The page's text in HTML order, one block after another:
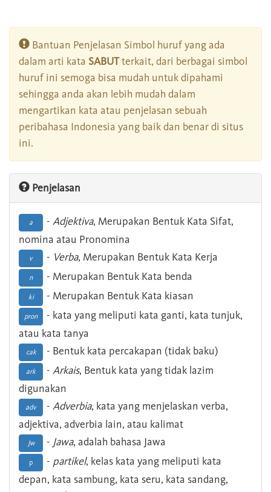
Bantuan Penjelasan Simbol huruf yang ada
dalam arti kata SABUTterkait, dari berbagai simbol
huruf ini semoga bisa mudah untuk dipahami
sehingga anda akan lebih mudah dalam
mengartikan kata atau penjelasan sebuah
peribahasa Indonesia yang baik dan benar di situs
ini.
Penjelasan
a - Adjektiva, Merupakan Bentuk Kata Sifat,
nomina atau Pronomina
v - Verba, Merupakan Bentuk Kata Kerja
n - Merupakan Bentuk Kata benda
ki - Merupakan Bentuk Kata kiasan
pron
- kata yang meliputi kata ganti, kata tunjuk,
atau kata tanya
cak - Bentuk kata percakapan (tidak baku)
ark - Arkais, Bentuk kata yang tidak lazim
digunakan
adv - Adverbia, kata yang menjelaskan verba,
adjektiva, adverbia lain, atau kalimat
Jw - Jawa, adalah bahasa Jawa
p - partikel, kelas kata yang meliputi kata
depan, kata sambung, kata seru, kata sandang,